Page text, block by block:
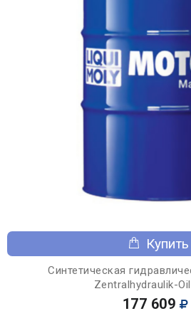
Купить
Синтетическая
Zentralhydraulik-
177 609